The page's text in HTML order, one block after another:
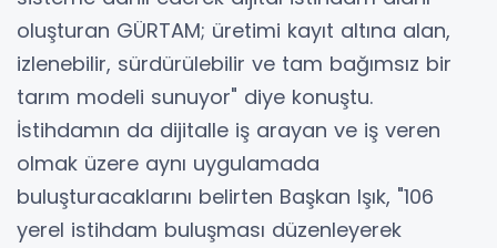
oluşturan GÜRTAM; üretimi kayıt altına alan,
izlenebilir, sürdürülebilir ve tam bağımsız bir
tarım modeli sunuyor" diye konuştu.
İstihdamın da dijitalle iş arayan ve iş veren
olmak üzere aynı uygulamada
buluşturacaklarını belirten Başkan Işık, "106
yerel istihdam buluşması düzenleyerek